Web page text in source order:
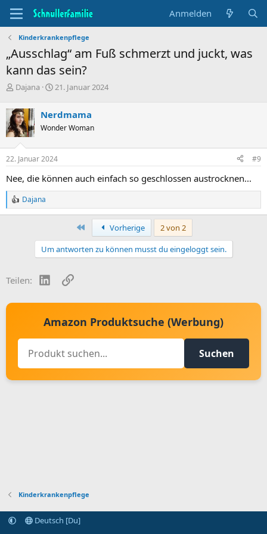
Anmelden
Kinderkrankenpflege
„Ausschlag“ am Fuß schmerzt und juckt, was
kann das sein?
T
e
m
e
n
s
t
r
t
e
r
Dajana
B
i
n
d
a
u
m
21. Januar 2024
Nerdmama
Wonder Woman
22. Januar 2024 #9
Nee, die können auch einfach so geschlossen austrocknen...
R
e
s
Dajana
Erste Vorherige
2 von 2
Um antworten zu können musst du eingeloggt sein.
Teilen: LinkedInLink
Amazon Produktsuche (Werbung)
Suchen
Kinderkrankenpflege
Deutsch [Du]